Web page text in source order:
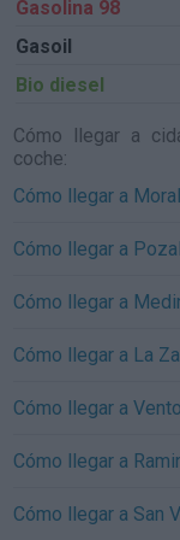
Gasolina 98
Gasoil
Bio diesel
Cómo llegar a
coche:
Cómo llegar a
Cómo llegar a
Cómo llegar a
Cómo llegar a La
Cómo llegar a
Cómo llegar a
Cómo llegar a San